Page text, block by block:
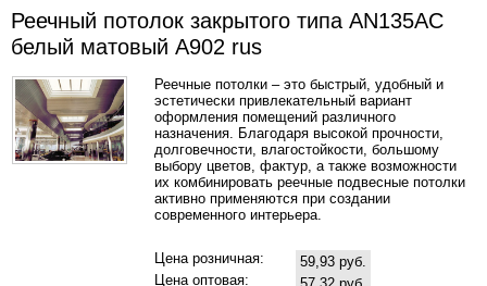
Реечный потолок закрытого типа AN135AС
белый матовый А902 rus
Реечные потолки – это быстрый, удобный и
эстетически привлекательный вариант
оформления помещений различного
назначения. Благодаря высокой прочности,
долговечности, влагостойкости, большому
выбору цветов, фактур, а также возможности
их комбинировать реечные подвесные потолки
активно применяются при создании
современного интерьера.
Цена розничная:
59,93 руб.
Цена оптовая: